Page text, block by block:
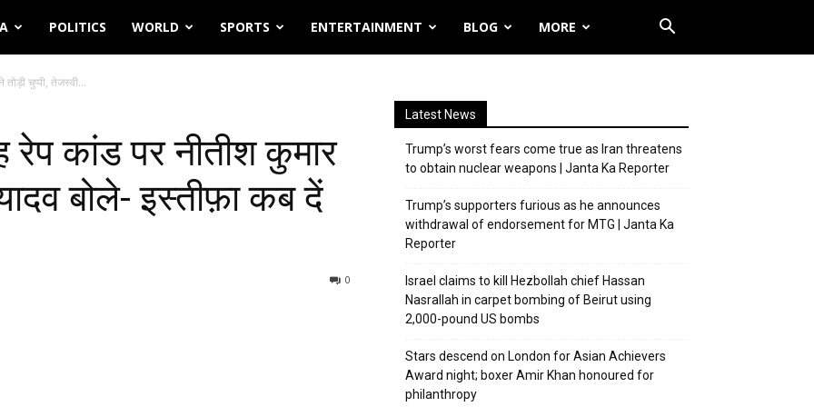
POLITICS WORLD SPORTS ENTERTAINMENT BLOG MORE
चुप्पी, तेजस्वी...
कांड पर नीतीश कुमार
बोले- इस्तीफ़ा कब दें
0
Latest News
Trump’s worst fears come true as Iran threatens
to obtain nuclear weapons | Janta Ka Reporter
Trump’s supporters furious as he announces
withdrawal of endorsement for MTG | Janta Ka
Reporter
Israel claims to kill Hezbollah chief Hassan
Nasrallah in carpet bombing of Beirut using
2,000-pound US bombs
Stars descend on London for Asian Achievers
Award night; boxer Amir Khan honoured for
philanthropy